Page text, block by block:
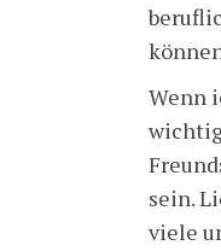
Wenn
sein.
viele